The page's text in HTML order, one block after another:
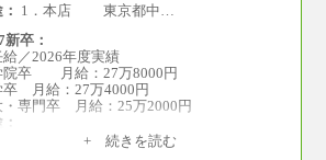
1．本店 東京都中…
新卒：
給／2026年度実績
院卒 月給：27万8000円
卒 月給：27万4000円
・専門卒 月給：25万2000円
）（２）共通+ 続きを読む